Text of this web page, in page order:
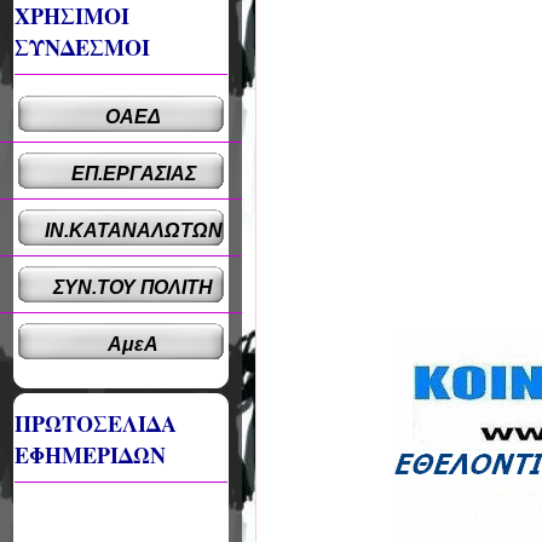
ΧΡΗΣΙΜΟΙ
ΣΥΝΔΕΣΜΟΙ
ΟΑΕΔ
ΕΠ.ΕΡΓΑΣΙΑΣ
ΙΝ.ΚΑΤΑΝΑΛΩΤΩΝ
ΣΥΝ.ΤΟΥ ΠΟΛΙΤΗ
ΑμεΑ
ΠΡΩΤΟΣΕΛΙΔΑ
ΕΦΗΜΕΡΙΔΩΝ